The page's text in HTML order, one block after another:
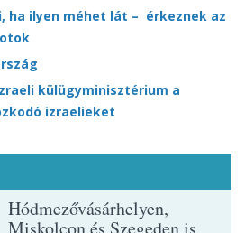
ha ilyen méhet lát – érkeznek az
külügyminisztérium a
izraelieket
Hódmezővásárhelyen,